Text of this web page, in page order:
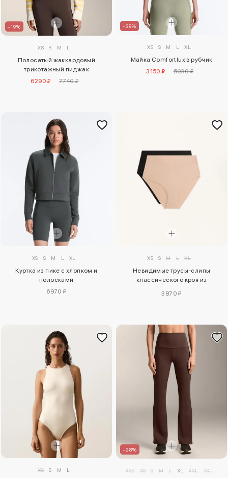
–19%
XS S M L
Полосатый жаккардовый
трикотажный пиджак
6290 ₽
7740 ₽
–38%
XS S M L XL
Майка Comfortlux в рубчик
3150 ₽
5030 ₽
XS S M L XL
Куртка из пике с хлопком и
полосками
6970 ₽
XS S M L XL
Невидимые трусы-слипы
классического кроя из
поддержки с высокой талией,
3870 ₽
XS S M L
–28%
XXS XS S M L XL XXL 3XL